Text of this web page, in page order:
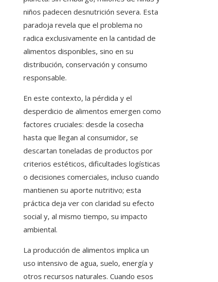
niños padecen desnutrición severa. Esta
paradoja revela que el problema no
radica exclusivamente en la cantidad de
alimentos disponibles, sino en su
distribución, conservación y consumo
responsable.
En este contexto, la pérdida y el
desperdicio de alimentos emergen como
factores cruciales: desde la cosecha
hasta que llegan al consumidor, se
descartan toneladas de productos por
criterios estéticos, dificultades logísticas
o decisiones comerciales, incluso cuando
mantienen su aporte nutritivo; esta
práctica deja ver con claridad su efecto
social y, al mismo tiempo, su impacto
ambiental.
La producción de alimentos implica un
uso intensivo de agua, suelo, energía y
otros recursos naturales. Cuando esos